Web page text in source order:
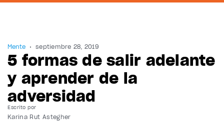
Mente septiembre 28, 2019
5 formas de salir adelante
y aprender de la
adversidad
Escrito por
Karina Rut Astegher